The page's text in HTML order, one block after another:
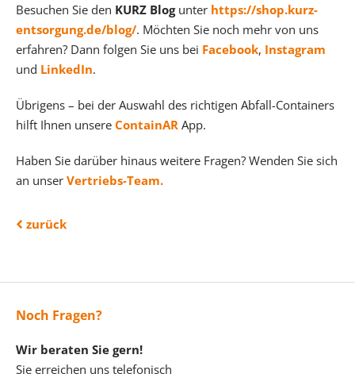
Besuchen Sie den KURZ Blogunter https://shop.kurz-
entsorgung.de/blog/. Möchten Sie noch mehr von uns
erfahren? Dann folgen Sie uns bei Facebook, Instagram
und LinkedIn.
Übrigens – bei der Auswahl des richtigen Abfall-Containers
hilft Ihnen unsere ContainAR App.
Haben Sie darüber hinaus weitere Fragen? Wenden Sie sich
an unser Vertriebs-Team.
zurück
Noch Fragen?
Wir beraten Sie gern!
Sie erreichen uns telefonisch